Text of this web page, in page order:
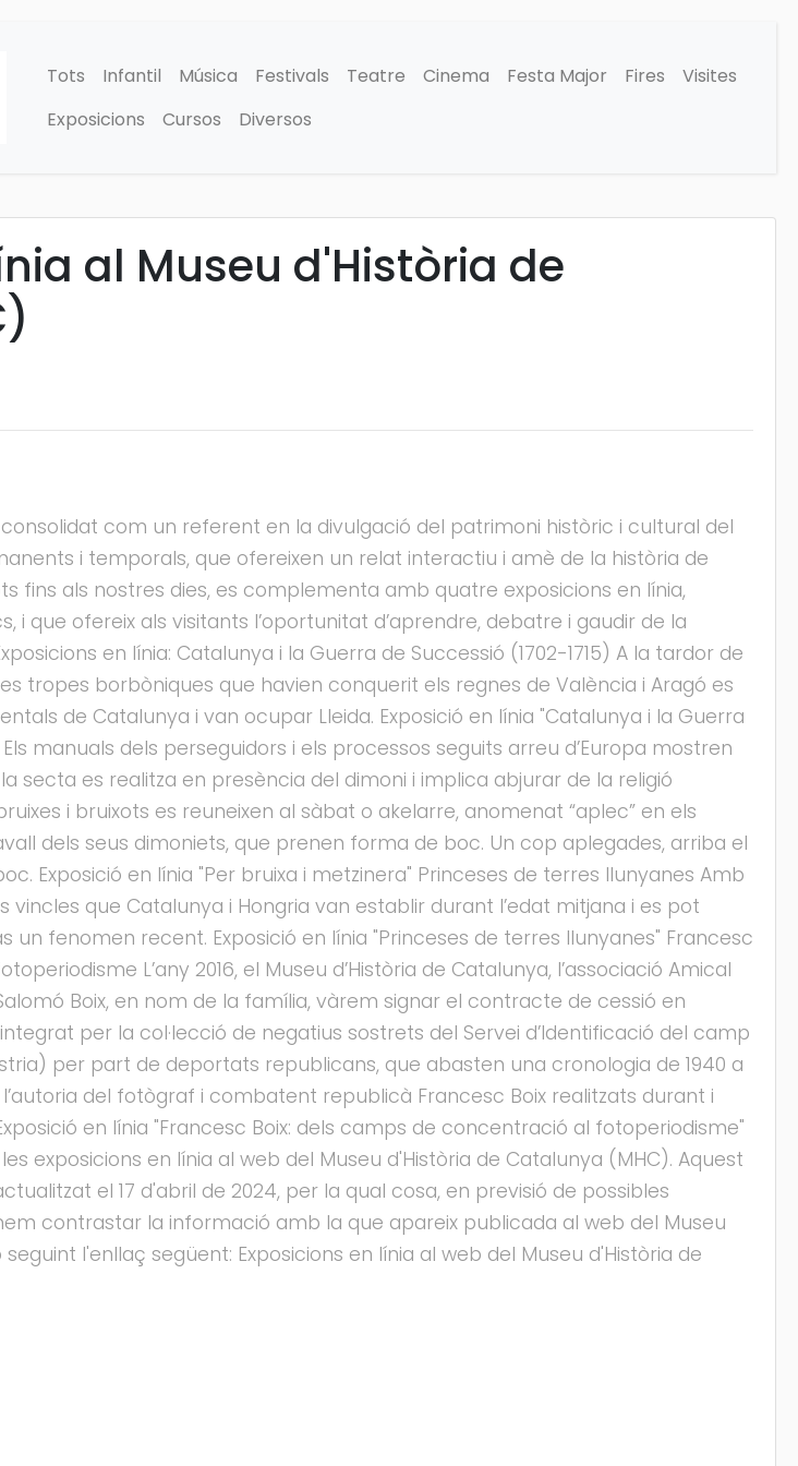
Tots Infantil Música Festivals Teatre Cinema Festa Major Fires
Visites
Exposicions
Cursos Diversos
al Museu d'Història de
consolidat com un referent en la divulgació del patrimoni històric i cultural del
i temporals, que ofereixen un relat interactiu i amè de la història de
fins als nostres dies, es complementa amb quatre exposicions en línia,
i que ofereix als visitants l’oportunitat d’aprendre, debatre i gaudir de la
en línia: Catalunya i la Guerra de Successió (1702-1715) A la tardor de
tropes borbòniques que havien conquerit els regnes de València i Aragó es
de Catalunya i van ocupar Lleida. Exposició en línia "Catalunya i la Guerra
manuals dels perseguidors i els processos seguits arreu d’Europa mostren
secta es realitza en presència del dimoni i implica abjurar de la religió
i bruixots es reuneixen al sàbat o akelarre, anomenat “aplec” en els
dels seus dimoniets, que prenen forma de boc. Un cop aplegades, arriba el
Exposició en línia "Per bruixa i metzinera" Princeses de terres llunyanes Amb
vincles que Catalunya i Hongria van establir durant l’edat mitjana i es pot
fenomen recent. Exposició en línia "Princeses de terres llunyanes" Francesc
L’any 2016, el Museu d’Història de Catalunya, l’associació Amical
Boix, en nom de la família, vàrem signar el contracte de cessió en
per la col·lecció de negatius sostrets del Servei d’Identificació del camp
per part de deportats republicans, que abasten una cronologia de 1940 a
del fotògraf i combatent republicà Francesc Boix realitzats durant i
en línia "Francesc Boix: dels camps de concentració al fotoperiodisme"
exposicions en línia al web del Museu d'Història de Catalunya (MHC). Aquest
el 17 d'abril de 2024, per la qual cosa, en previsió de possibles
contrastar la informació amb la que apareix publicada al web del Museu
l'enllaç següent: Exposicions en línia al web del Museu d'Història de